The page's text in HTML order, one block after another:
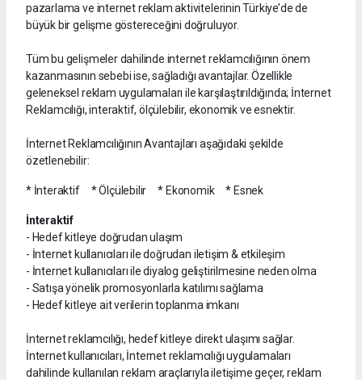
pazarlama ve internet reklam aktivitelerinin Türkiye’de de
büyük bir gelişme göstereceğini doğruluyor.
Tüm bu gelişmeler dahilinde internet reklamcılığının önem
kazanmasının sebebi ise, sağladığı avantajlar. Özellikle
geleneksel reklam uygulamaları ile karşılaştırıldığında; İnternet
Reklamcılığı, interaktif, ölçülebilir, ekonomik ve esnektir.
İnternet Reklamcılığının Avantajları aşağıdaki şekilde
özetlenebilir:
* İnteraktif * Ölçülebilir * Ekonomik * Esnek
İnteraktif
- Hedef kitleye doğrudan ulaşım
- İnternet kullanıcıları ile doğrudan iletişim & etkileşim
- İnternet kullanıcıları ile diyalog geliştirilmesine neden olma
- Satışa yönelik promosyonlarla katılımı sağlama
- Hedef kitleye ait verilerin toplanma imkanı
İnternet reklamcılığı, hedef kitleye direkt ulaşımı sağlar.
İnternet kullanıcıları, İnternet reklamcılığı uygulamaları
dahilinde kullanılan reklam araçlarıyla iletişime geçer, reklam